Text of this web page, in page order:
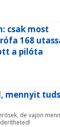
csak most
168
a pilóta
mennyit
de vajon